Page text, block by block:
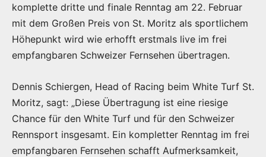
komplette dritte und finale Renntag am 22. Februar
mit dem Großen Preis von St. Moritz als sportlichem
Höhepunkt wird wie erhofft erstmals live im frei
empfangbaren Schweizer Fernsehen übertragen.
Dennis Schiergen, Head of Racing beim White Turf St.
Moritz, sagt: „Diese Übertragung ist eine riesige
Chance für den White Turf und für den Schweizer
Rennsport insgesamt. Ein kompletter Renntag im frei
empfangbaren Fernsehen schafft Aufmerksamkeit,